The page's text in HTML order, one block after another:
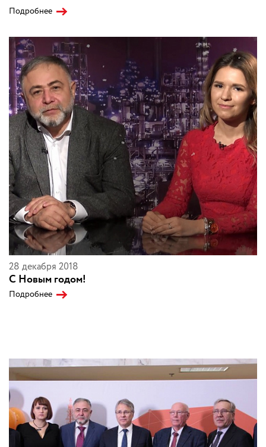
Подробнее
28 декабря 2018
С Новым годом!
Подробнее